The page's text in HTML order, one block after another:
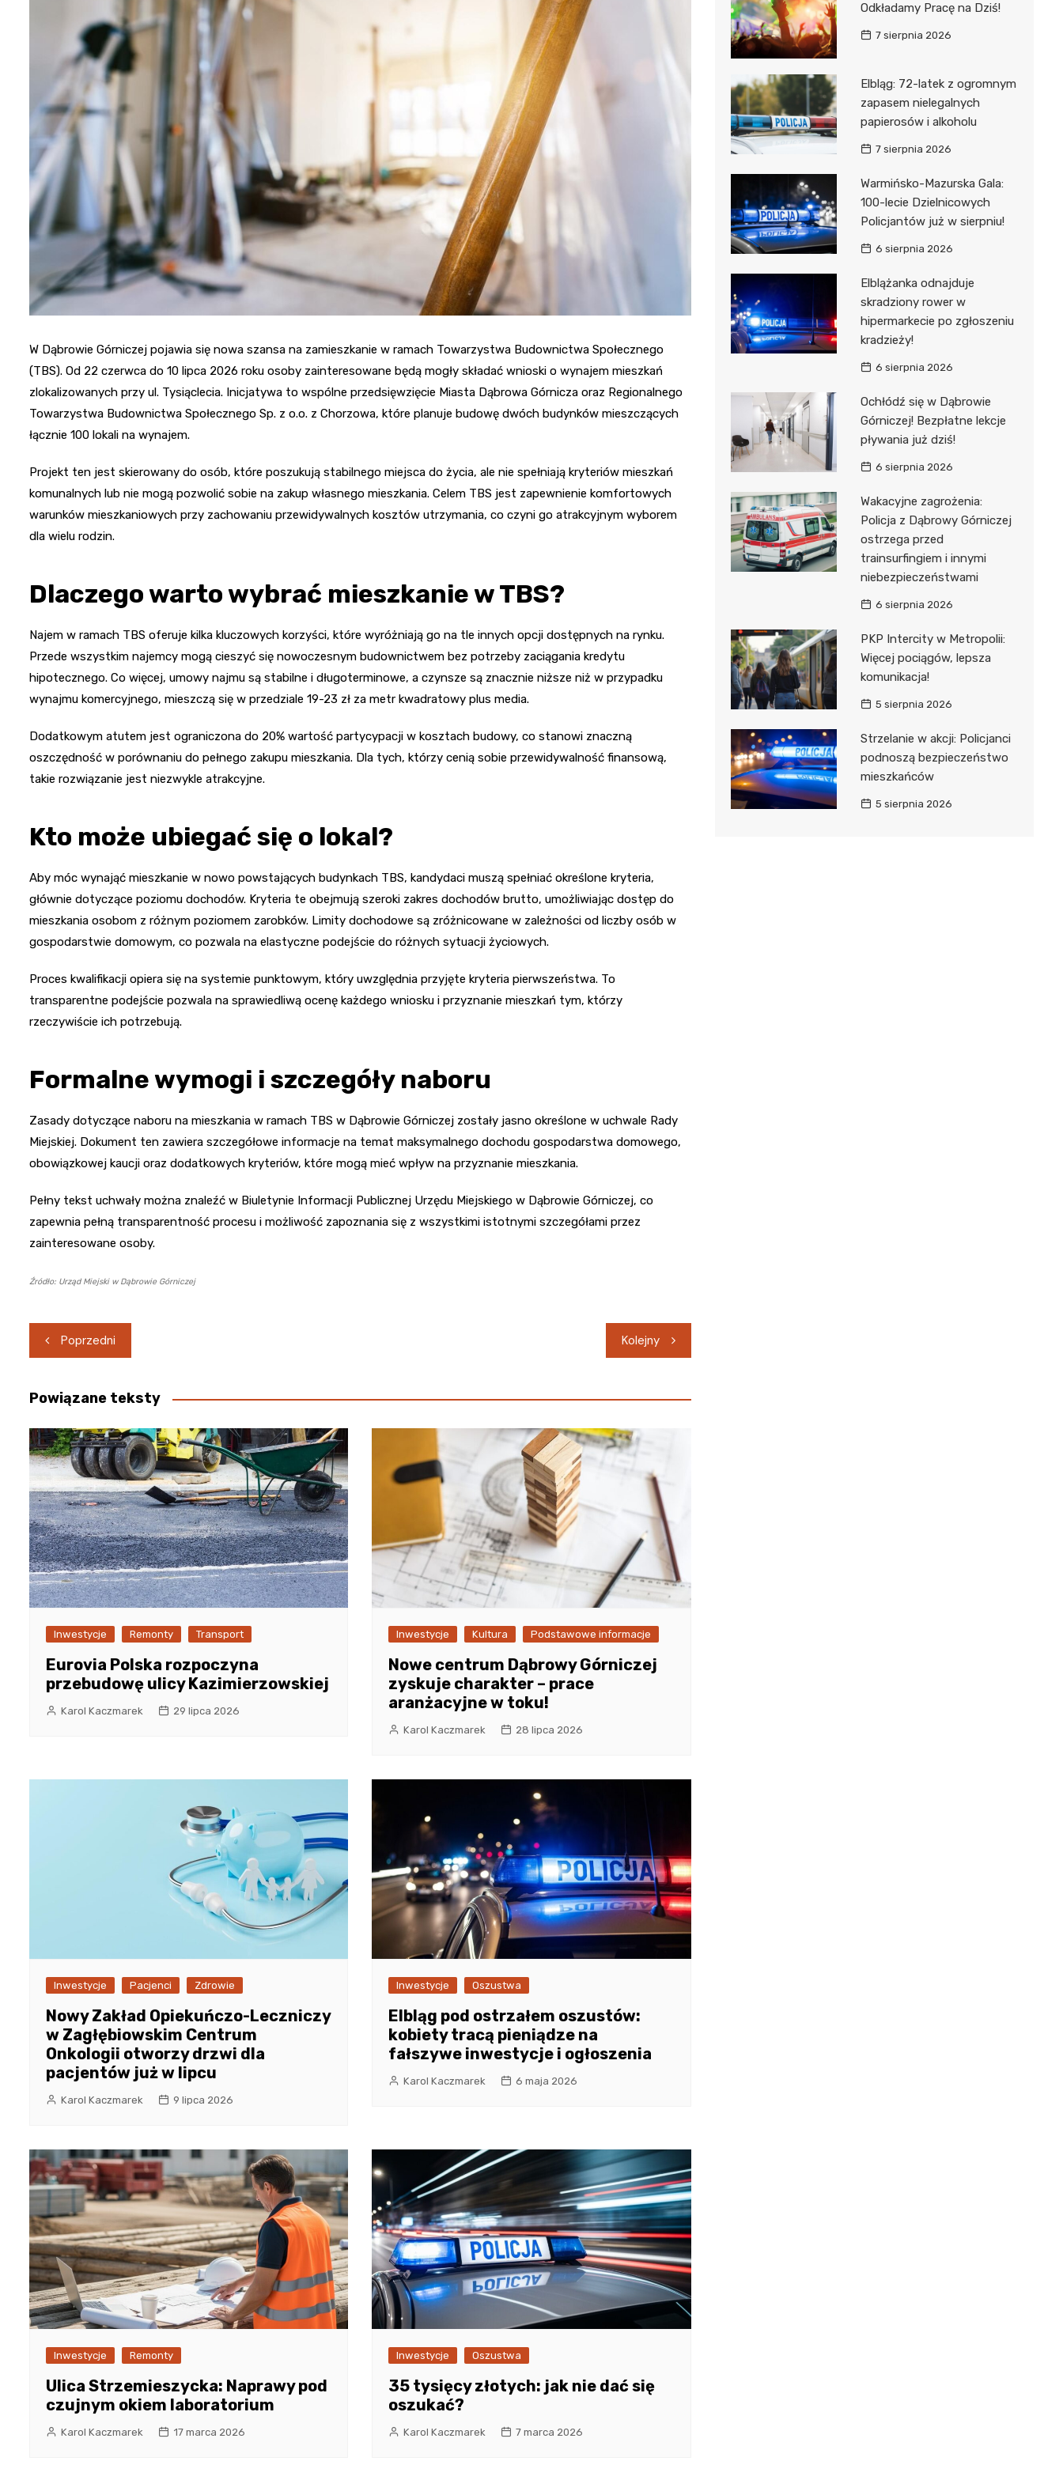
Poczta
Kino
Księgarnia
W Dąbrowie Górniczej pojawia się nowa szansa na zamieszkanie w ramach Towarzystwa Budownictwa Społecznego
(TBS). Od 22 czerwca do 10 lipca 2026 roku osoby zainteresowane będą mogły składać wnioski o wynajem mieszkań
zlokalizowanych przy ul. Tysiąclecia. Inicjatywa to wspólne przedsięwzięcie Miasta Dąbrowa Górnicza oraz Regionalnego
Towarzystwa Budownictwa Społecznego Sp. z o.o. z Chorzowa, które planuje budowę dwóch budynków mieszczących
łącznie 100 lokali na wynajem.
Projekt ten jest skierowany do osób, które poszukują stabilnego miejsca do życia, ale nie spełniają kryteriów mieszkań
komunalnych lub nie mogą pozwolić sobie na zakup własnego mieszkania. Celem TBS jest zapewnienie komfortowych
warunków mieszkaniowych przy zachowaniu przewidywalnych kosztów utrzymania, co czyni go atrakcyjnym wyborem
dla wielu rodzin.
Dlaczego warto wybrać mieszkanie w TBS?
Najem w ramach TBS oferuje kilka kluczowych korzyści, które wyróżniają go na tle innych opcji dostępnych na rynku.
Przede wszystkim najemcy mogą cieszyć się nowoczesnym budownictwem bez potrzeby zaciągania kredytu
hipotecznego. Co więcej, umowy najmu są stabilne i długoterminowe, a czynsze są znacznie niższe niż w przypadku
wynajmu komercyjnego, mieszczą się w przedziale 19-23 zł za metr kwadratowy plus media.
Dodatkowym atutem jest ograniczona do 20% wartość partycypacji w kosztach budowy, co stanowi znaczną
oszczędność w porównaniu do pełnego zakupu mieszkania. Dla tych, którzy cenią sobie przewidywalność finansową,
takie rozwiązanie jest niezwykle atrakcyjne.
Kto może ubiegać się o lokal?
Aby móc wynająć mieszkanie w nowo powstających budynkach TBS, kandydaci muszą spełniać określone kryteria,
głównie dotyczące poziomu dochodów. Kryteria te obejmują szeroki zakres dochodów brutto, umożliwiając dostęp do
mieszkania osobom z różnym poziomem zarobków. Limity dochodowe są zróżnicowane w zależności od liczby osób w
gospodarstwie domowym, co pozwala na elastyczne podejście do różnych sytuacji życiowych.
Proces kwalifikacji opiera się na systemie punktowym, który uwzględnia przyjęte kryteria pierwszeństwa. To
transparentne podejście pozwala na sprawiedliwą ocenę każdego wniosku i przyznanie mieszkań tym, którzy
rzeczywiście ich potrzebują.
Formalne wymogi i szczegóły naboru
Zasady dotyczące naboru na mieszkania w ramach TBS w Dąbrowie Górniczej zostały jasno określone w uchwale Rady
Miejskiej. Dokument ten zawiera szczegółowe informacje na temat maksymalnego dochodu gospodarstwa domowego,
obowiązkowej kaucji oraz dodatkowych kryteriów, które mogą mieć wpływ na przyznanie mieszkania.
Pełny tekst uchwały można znaleźć w Biuletynie Informacji Publicznej Urzędu Miejskiego w Dąbrowie Górniczej, co
zapewnia pełną transparentność procesu i możliwość zapoznania się z wszystkimi istotnymi szczegółami przez
zainteresowane osoby.
Źródło: Urząd Miejski w Dąbrowie Górniczej
Nawigacja
wpisu
Poprzedni Kolejny
Powiązane teksty
Inwestycje Remonty Transport
Eurovia Polska rozpoczyna
przebudowę ulicy Kazimierzowskiej
Karol Kaczmarek 29 lipca 2026
Inwestycje Kultura Podstawowe informacje
Nowe centrum Dąbrowy Górniczej
zyskuje charakter – prace
aranżacyjne w toku!
Karol Kaczmarek 28 lipca 2026
Inwestycje Pacjenci Zdrowie
Nowy Zakład Opiekuńczo-Leczniczy
w Zagłębiowskim Centrum
Onkologii otworzy drzwi dla
pacjentów już w lipcu
Karol Kaczmarek 9 lipca 2026
Inwestycje Oszustwa
Elbląg pod ostrzałem oszustów:
kobiety tracą pieniądze na
fałszywe inwestycje i ogłoszenia
Karol Kaczmarek 6 maja 2026
Inwestycje Remonty
Ulica Strzemieszycka: Naprawy pod
czujnym okiem laboratorium
Karol Kaczmarek 17 marca 2026
Inwestycje Oszustwa
35 tysięcy złotych: jak nie dać się
oszukać?
Karol Kaczmarek 7 marca 2026
Odkładamy Pracę na Dziś!
7 sierpnia 2026
Elbląg: 72-latek z ogromnym
zapasem nielegalnych
papierosów i alkoholu
7 sierpnia 2026
Warmińsko-Mazurska Gala:
100-lecie Dzielnicowych
Policjantów już w sierpniu!
6 sierpnia 2026
Elblążanka odnajduje
skradziony rower w
hipermarkecie po zgłoszeniu
kradzieży!
6 sierpnia 2026
Ochłódź się w Dąbrowie
Górniczej! Bezpłatne lekcje
pływania już dziś!
6 sierpnia 2026
Wakacyjne zagrożenia:
Policja z Dąbrowy Górniczej
ostrzega przed
trainsurfingiem i innymi
niebezpieczeństwami
6 sierpnia 2026
PKP Intercity w Metropolii:
Więcej pociągów, lepsza
komunikacja!
5 sierpnia 2026
Strzelanie w akcji: Policjanci
podnoszą bezpieczeństwo
mieszkańców
5 sierpnia 2026